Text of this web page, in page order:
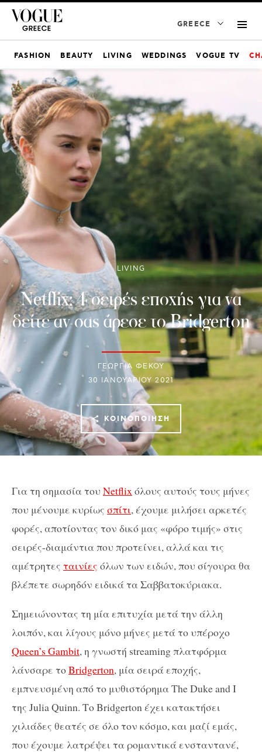
GREECE
FASHION BEAUTY LIVING WEDDINGS VOGUE TV
LIVING
Netflix: 4 σειρές εποχής για να
δείτε αν σας άρεσε το Bridgerton
ΓΕΩΡΓΙΑ ΦΕΚΟΥ
30 ΙΑΝΟΥΑΡΊΟΥ 2021
ΚΟΙΝΟΠΟΊΗΣΗ
Για τη σημασία του Netflixόλους αυτούς τους μήνες
που μένουμε κυρίως σπίτι, έχουμε μιλήσει αρκετές
φορές, αποτίοντας τον δικό μας «φόρο τιμής» στις
σειρές-διαμάντια που προτείνει, αλλά και τις
αμέτρητες ταινίες όλων των ειδών, που σίγουρα θα
βλέπετε σωρηδόν ειδικά τα Σαββατοκύριακα.
Σημειώνοντας τη μία επιτυχία μετά την άλλη
λοιπόν, και λίγους μόνο μήνες μετά το υπέροχο
Queen’s Gambit, η γνωστή streaming πλατφόρμα
λάνσαρε τοBridgerton, μία σειρά εποχής,
εμπνευσμένη από το μυθιστόρημα The Duke and I
της Julia Quinn. Το Bridgerton έχει κατακτήσει
χιλιάδες θεατές σε όλο τον κόσμο, και μαζί εμάς,
που έχουμε λατρέψει τα ρομαντικά ενσταντανέ,